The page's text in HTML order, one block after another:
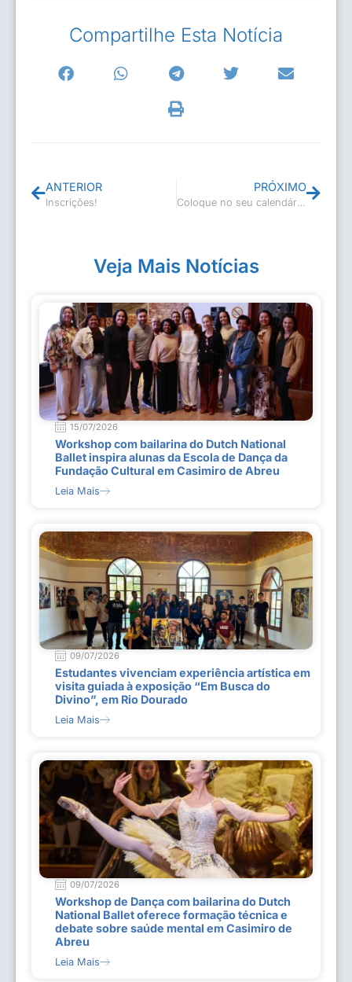
Compartilhe Esta Notícia
ANTERIOR
Inscrições!
PRÓXIMO
Coloque no seu calendário!
Veja Mais Notícias
15/07/2026
Workshop com bailarina do Dutch National
Ballet inspira alunas da Escola de Dança da
Fundação Cultural em Casimiro de Abreu
Leia Mais
09/07/2026
Estudantes vivenciam experiência artística em
visita guiada à exposição “Em Busca do
Divino”, em Rio Dourado
Leia Mais
09/07/2026
Workshop de Dança com bailarina do Dutch
National Ballet oferece formação técnica e
debate sobre saúde mental em Casimiro de
Abreu
Leia Mais